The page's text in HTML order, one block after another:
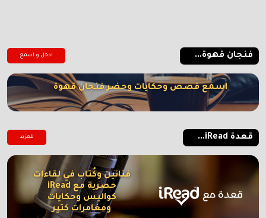
فنجان قهوة... ادخل و اسمع
اسمع قصص وحكايات وحضر فنجان قهوة
قعدة iRead... للمزيد
فنانين وكُتاب في لقاءات
حصرية مع iRead
كواليس وحكايات
ومغامرات كتير